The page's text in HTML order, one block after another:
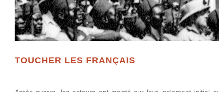
TOUCHER LES FRANÇAIS